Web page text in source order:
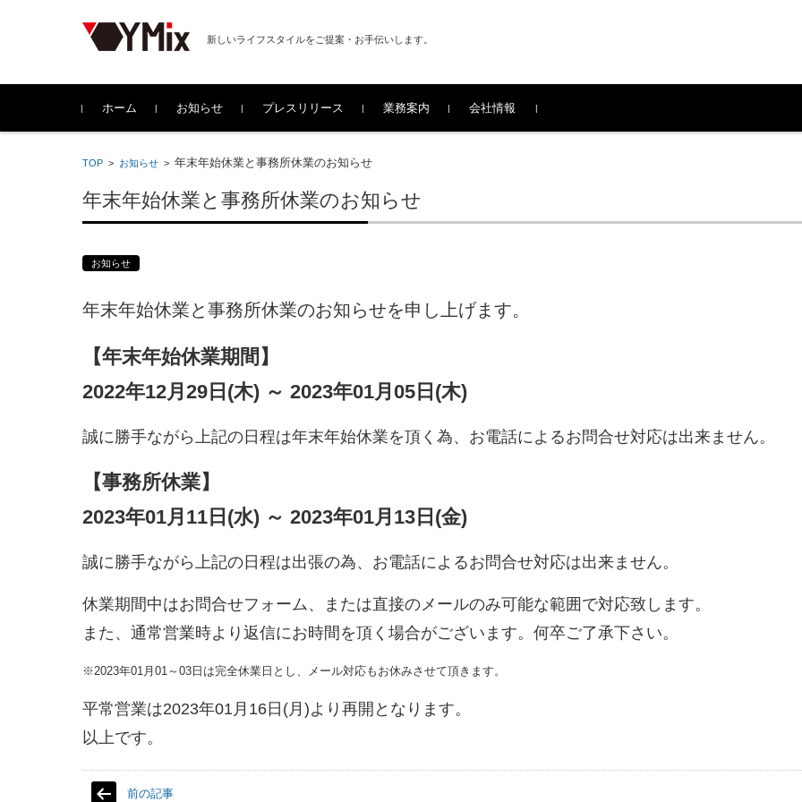
新しいライフスタイルをご提案・お手伝いします。
コンテンツに移動
ホーム
お知らせ プレスリリース 業務案内 会社情報
TOP > お知らせ > 年末年始休業と事務所休業のお知らせ
年末年始休業と事務所休業のお知らせ
お知らせ
年末年始休業と事務所休業のお知らせを申し上げます。
【年末年始休業期間】
2022年12月29日(木) ～ 2023年01月05日(木)
誠に勝手ながら上記の日程は年末年始休業を頂く為、お電話によるお問合せ対応は出来ません。
【事務所休業】
2023年01月11日(水) ～ 2023年01月13日(金)
誠に勝手ながら上記の日程は出張の為、お電話によるお問合せ対応は出来ません。
休業期間中はお問合せフォーム、または直接のメールのみ可能な範囲で対応致します。
また、通常営業時より返信にお時間を頂く場合がございます。何卒ご了承下さい。
※2023年01月01～03日は完全休業日とし、メール対応もお休みさせて頂きます。
平常営業は2023年01月16日(月)より再開となります。
以上です。
前の記事